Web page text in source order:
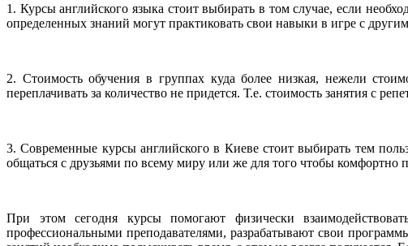
1. Курсы английского языка стоит выбирать в том случае, если
определенных знаний могут практиковать свои навыки в игре с
2. Стоимость обучения в группах куда более низкая, нежели
переплачивать за количество не придется. Т.е. стоимость занятия с
3. Современные курсы английского в Киеве стоит выбирать тем
общаться с друзьями по всему миру или же для того чтобы комфортно
При этом сегодня курсы помогают физически
профессиональными преподавателями, разрабатывают свои